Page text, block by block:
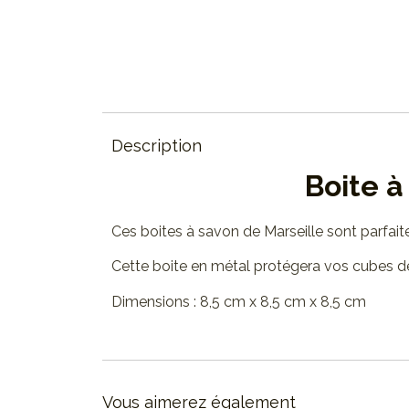
Description
Boite
Ces boites à savon de Marseille sont
Cette boite en métal protégera vos cubes
Dimensions : 8,5 cm x 8,5 cm x 8,5 cm
Vous aimerez également